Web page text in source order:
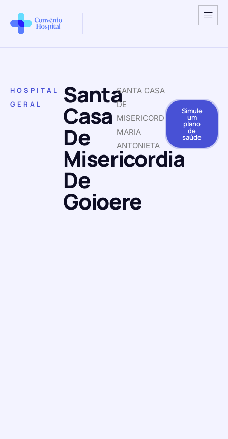
HOSPITAL
GERAL
Santa
Casa
De
Misericordia
De
Goioere
SANTA CASA
DE
MISERICORDIA
MARIA
ANTONIETA
Simule
um
plano
de
saúde